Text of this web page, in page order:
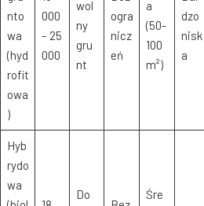
nto
wa
(hyd
rofit
owa
)
000
– 25
000
wol
ny
gru
nt
ogra
nicz
eń
a
(50-
100
m²)
dzo
nisk
a
Hyb
rydo
wa
Do
Śre